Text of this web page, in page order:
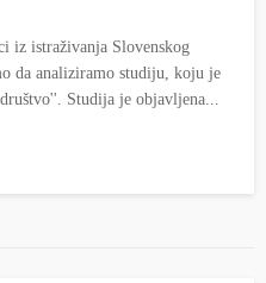
iz istraživanja Slovenskog
da analiziramo studiju, koju je
Studija je objavljena...